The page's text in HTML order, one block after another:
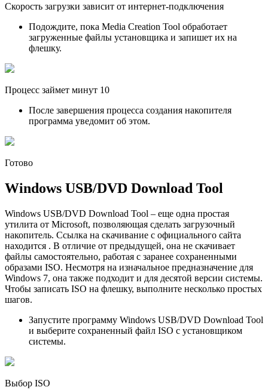
Скорость загрузки зависит от интернет-подключения
Подождите, пока Media Creation Tool обработает
загруженные файлы установщика и запишет их на
флешку.
Процесс займет минут 10
После завершения процесса создания накопителя
программа уведомит об этом.
Готово
Windows USB/DVD Download Tool
Windows USB/DVD Download Tool – еще одна простая
утилита от Microsoft, позволяющая сделать загрузочный
накопитель. Ссылка на скачивание с официального сайта
находится . В отличие от предыдущей, она не скачивает
файлы самостоятельно, работая с заранее сохраненными
образами ISO. Несмотря на изначальное предназначение для
Windows 7, она также подходит и для десятой версии системы.
Чтобы записать ISO на флешку, выполните несколько простых
шагов.
Запустите программу Windows USB/DVD Download Tool
и выберите сохраненный файл ISO с установщиком
системы.
Выбор ISO